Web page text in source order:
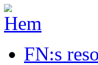
FN:s